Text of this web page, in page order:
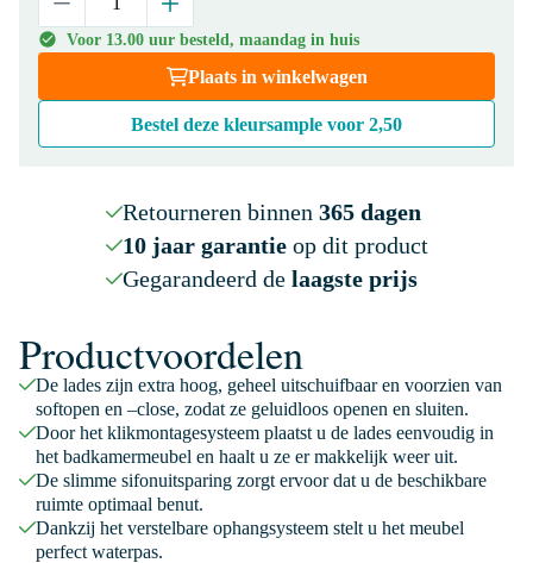
Voor 13.00 uur besteld, maandag in huis
Plaats in winkelwagen
Bestel deze kleursample voor 2,50
Retourneren binnen 365 dagen
10 jaar garantieop dit product
Gegarandeerd de laagste prijs
Productvoordelen
De lades zijn extra hoog, geheel uitschuifbaar en voorzien van
softopen en –close, zodat ze geluidloos openen en sluiten.
Door het klikmontagesysteem plaatst u de lades eenvoudig in
het badkamermeubel en haalt u ze er makkelijk weer uit.
De slimme sifonuitsparing zorgt ervoor dat u de beschikbare
ruimte optimaal benut.
Dankzij het verstelbare ophangsysteem stelt u het meubel
perfect waterpas.